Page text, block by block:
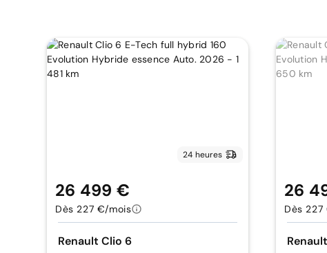
24 heures
Renault Clio 6
26 499 €
Dès 227 €/mois
26
Dès